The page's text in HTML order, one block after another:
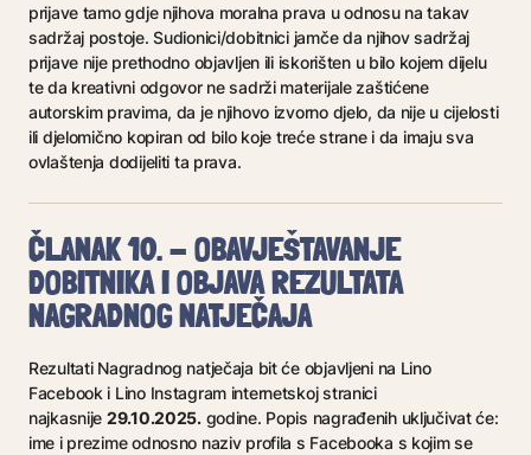
prijave tamo gdje njihova moralna prava u odnosu na takav
sadržaj postoje. Sudionici/dobitnici jamče da njihov sadržaj
prijave nije prethodno objavljen ili iskorišten u bilo kojem dijelu
te da kreativni odgovor ne sadrži materijale zaštićene
autorskim pravima, da je njihovo izvorno djelo, da nije u cijelosti
ili djelomično kopiran od bilo koje treće strane i da imaju sva
ovlaštenja dodijeliti ta prava.
ČLANAK 10. - OBAVJEŠTAVANJE
DOBITNIKA I OBJAVA REZULTATA
NAGRADNOG NATJEČAJA
Rezultati Nagradnog natječaja bit će objavljeni na Lino
Facebook i Lino Instagram internetskoj stranici
najkasnije 29.10.2025.godine. Popis nagrađenih uključivat će:
ime i prezime odnosno naziv profila s Facebooka s kojim se